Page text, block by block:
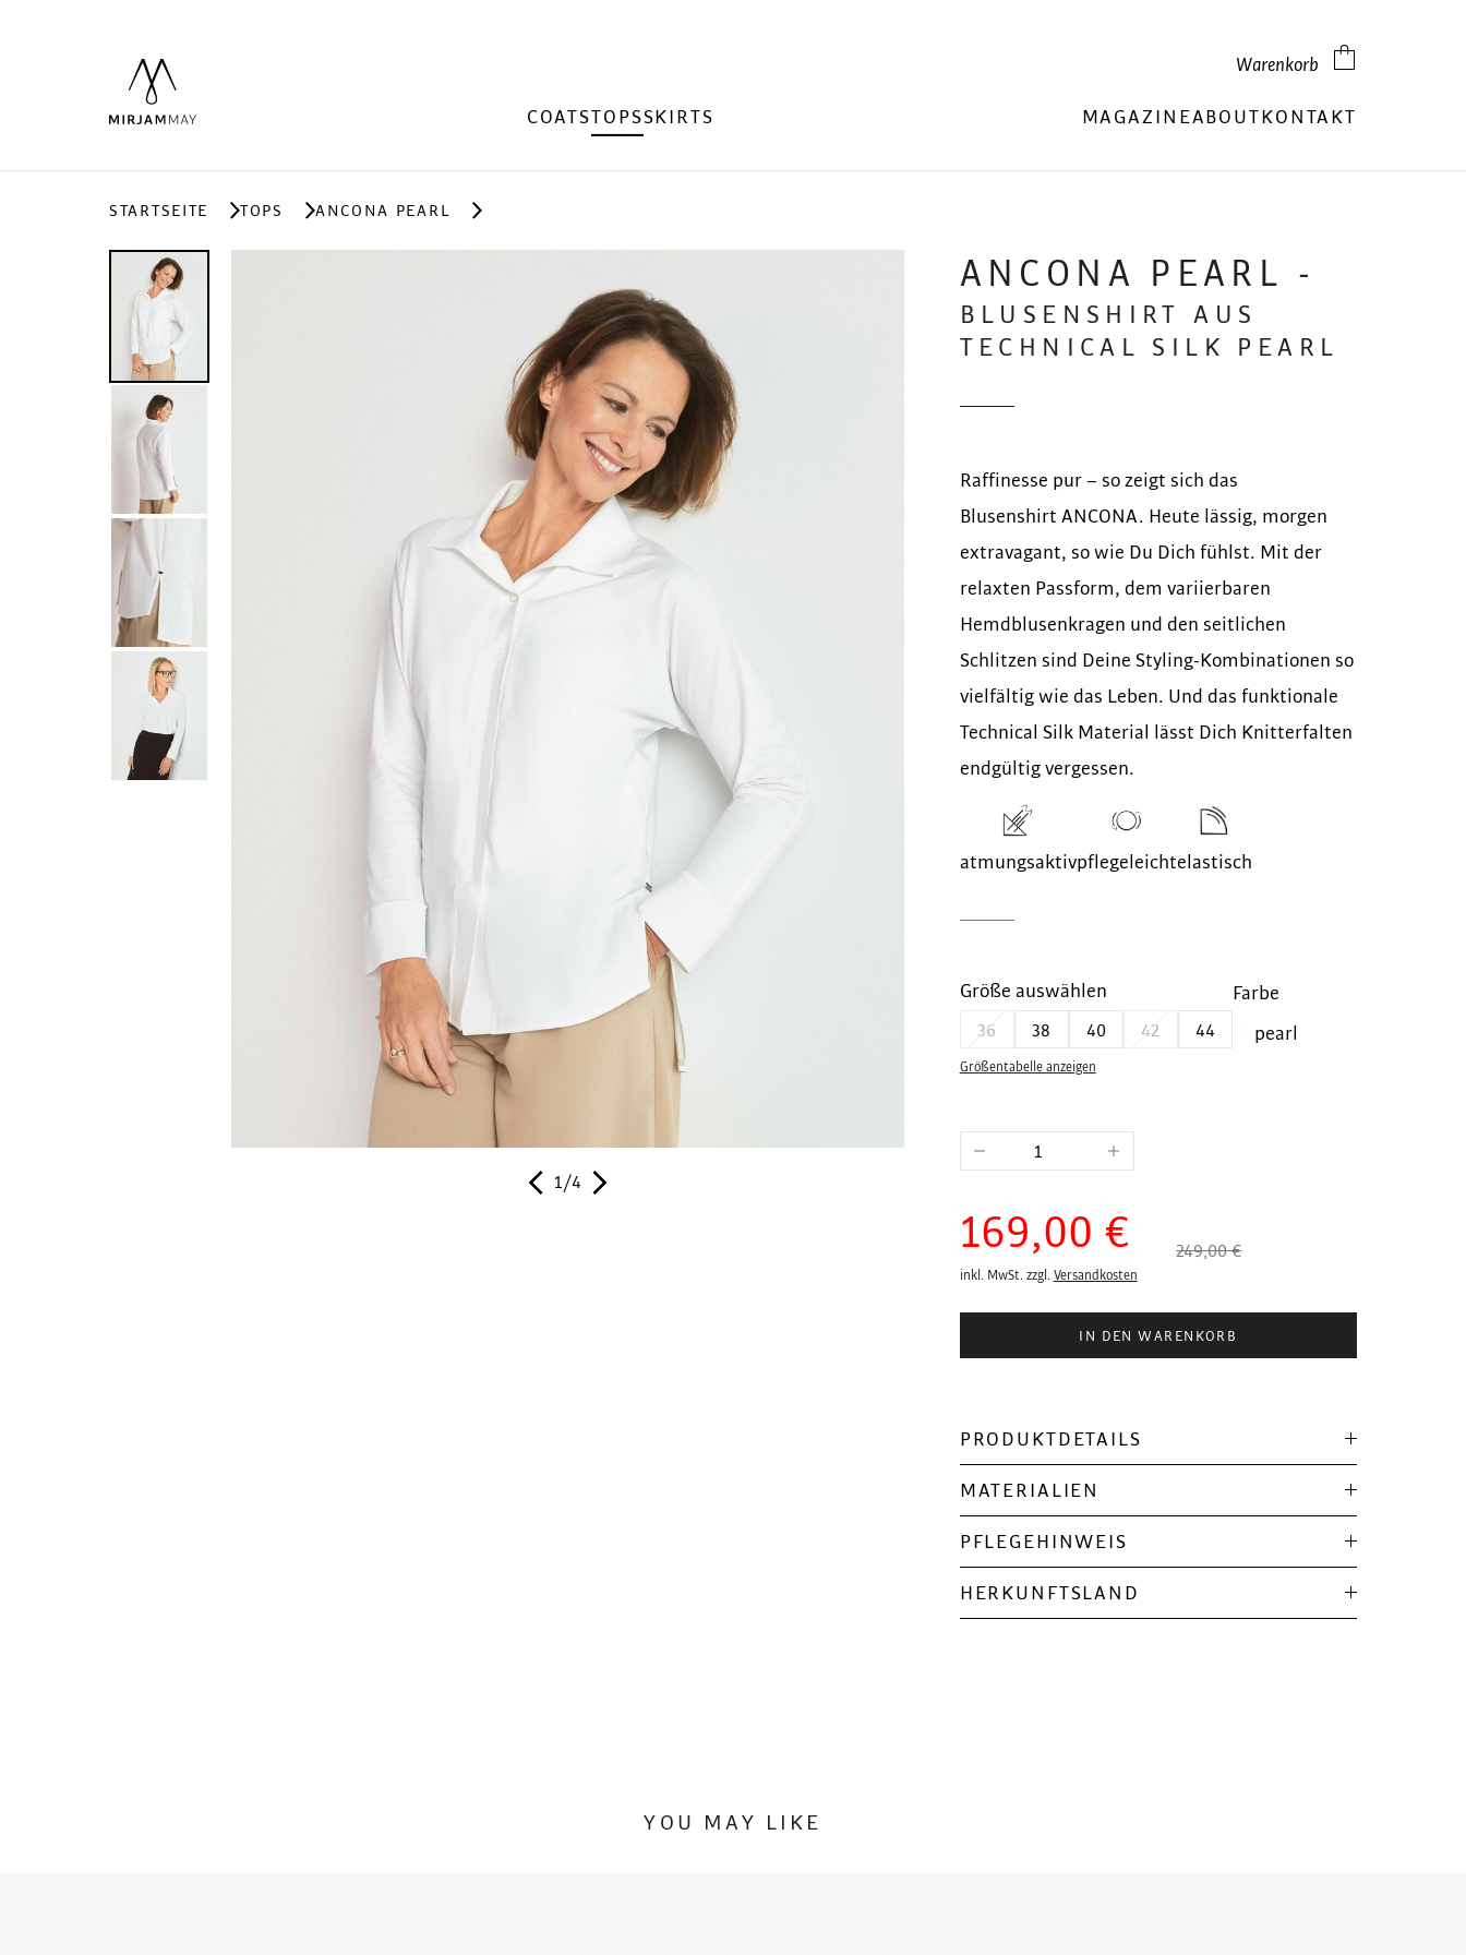
COATSTOPSSKIRTS
Warenkorb
MAGAZINEABOUTKONTAKT
STARTSEITE TOPS ANCONA PEARL
1/4
ANCONA PEARL -
BLUSENSHIRT AUS
TECHNICAL SILK PEARL
Raffinesse pur – so zeigt sich das
Blusenshirt ANCONA. Heute lässig, morgen
extravagant, so wie Du Dich fühlst. Mit der
relaxten Passform, dem variierbaren
Hemdblusenkragen und den seitlichen
Schlitzen sind Deine Styling-Kombinationen so
vielfältig wie das Leben. Und das funktionale
Technical Silk Material lässt Dich Knitterfalten
endgültig vergessen.
atmungsaktivpflegeleichtelastisch
Größe auswählen
36 38 40 42 44
Farbe
pearl
Größentabelle anzeigen
169,00 € 249,00 €
inkl. MwSt. zzgl. Versandkosten
IN DEN WARENKORB
PRODUKTDETAILS
MATERIALIEN
PFLEGEHINWEIS
HERKUNFTSLAND
YOU MAY LIKE